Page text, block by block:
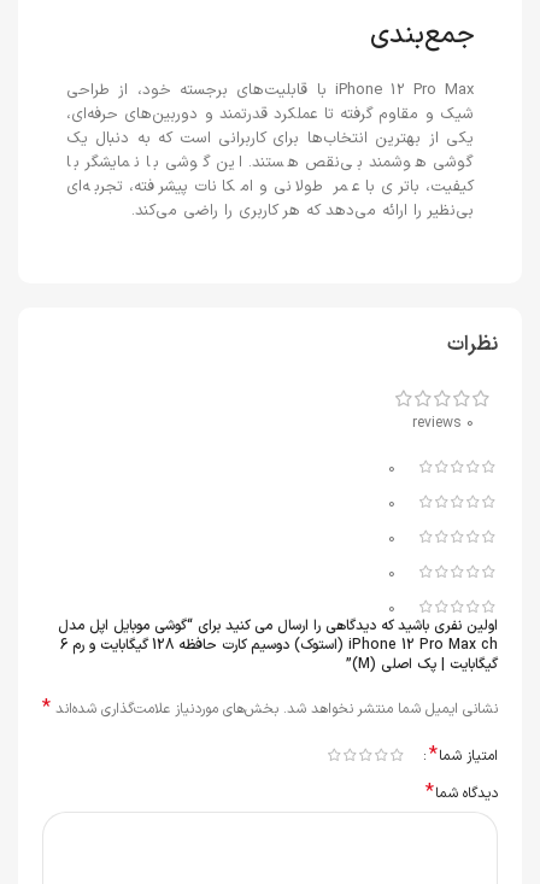
جمع‌بندی
iPhone 12 Pro Max با قابلیت‌های برجسته خود، از طراحی
شیک و مقاوم گرفته تا عملکرد قدرتمند و دوربین‌های حرفه‌ای،
یکی از بهترین انتخاب‌ها برای کاربرانی است که به دنبال یک
گوشی هوشمند بی‌نقص هستند. این گوشی با نمایشگر با
کیفیت، باتری با عمر طولانی و امکانات پیشرفته، تجربه‌ای
بی‌نظیر را ارائه می‌دهد که هر کاربری را راضی می‌کند.
نظرات
0 reviews
0
0
0
0
0
اولین نفری باشید که دیدگاهی را ارسال می کنید برای “گوشی موبایل اپل مدل
iPhone 12 Pro Max ch (استوک) دوسیم کارت حافظه 128 گیگابایت و رم 6
گیگابایت | پک اصلی (M)”
نشانی ایمیل شما منتشر نخواهد شد. بخش‌های موردنیاز علامت‌گذاری شده‌اند *
امتیاز شما*
دیدگاه شما*